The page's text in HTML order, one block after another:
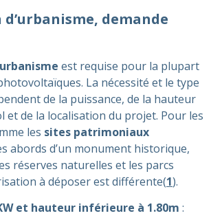
demande
est requise pour la plupart
La nécessité et le type
de la puissance, de la hauteur
et de la localisation du projet. Pour les
les sites patrimoniaux
abords d’un monument historique,
réserves naturelles et les parcs
à déposer est différente​(1)​.
et hauteur inférieure à 1.80m :